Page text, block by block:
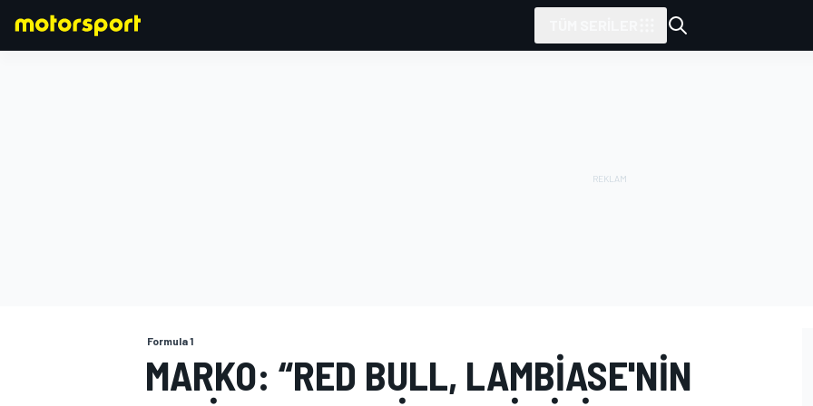
Formula 1
MARKO: “RED BULL, LAMBIASE'NIN